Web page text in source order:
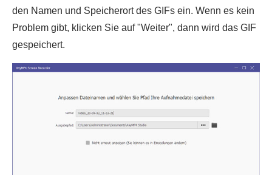
den Namen und Speicherort des GIFs ein. Wenn es kein
Problem gibt, klicken Sie auf "Weiter", dann wird das GIF
gespeichert.